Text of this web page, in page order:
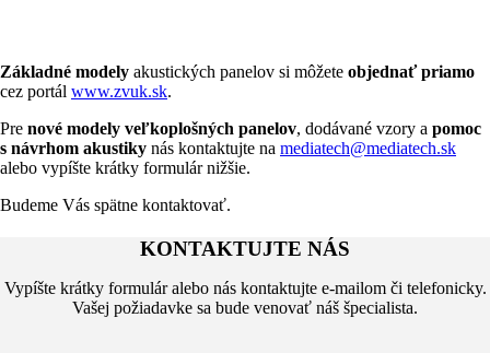
Základné modely akustických panelov si môžete objednať priamo
cez portál www.zvuk.sk.
Pre nové modely veľkoplošných panelov, dodávané vzory a pomoc
s návrhom akustiky nás kontaktujte na mediatech@mediatech.sk
alebo vypíšte krátky formulár nižšie.
Budeme Vás spätne kontaktovať.
KONTAKTUJTE NÁS
Vypíšte krátky formulár alebo nás kontaktujte e-mailom či telefonicky.
Vašej požiadavke sa bude venovať náš špecialista.